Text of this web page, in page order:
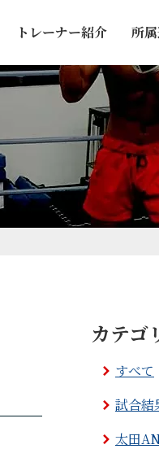
トレーナー紹介 所
カテゴ
すべて
試合結
太田